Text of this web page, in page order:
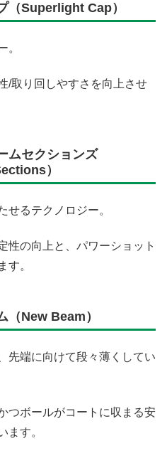
（Superlight Cap）
。
/取り回しやすさを向上させ
ムセクションズ
）
せるテクノロジー。
性の向上と、パワーショット
す。
（New Beam）
先端に向けて段々薄くしてい
つボールがコートに収まる安
ます。